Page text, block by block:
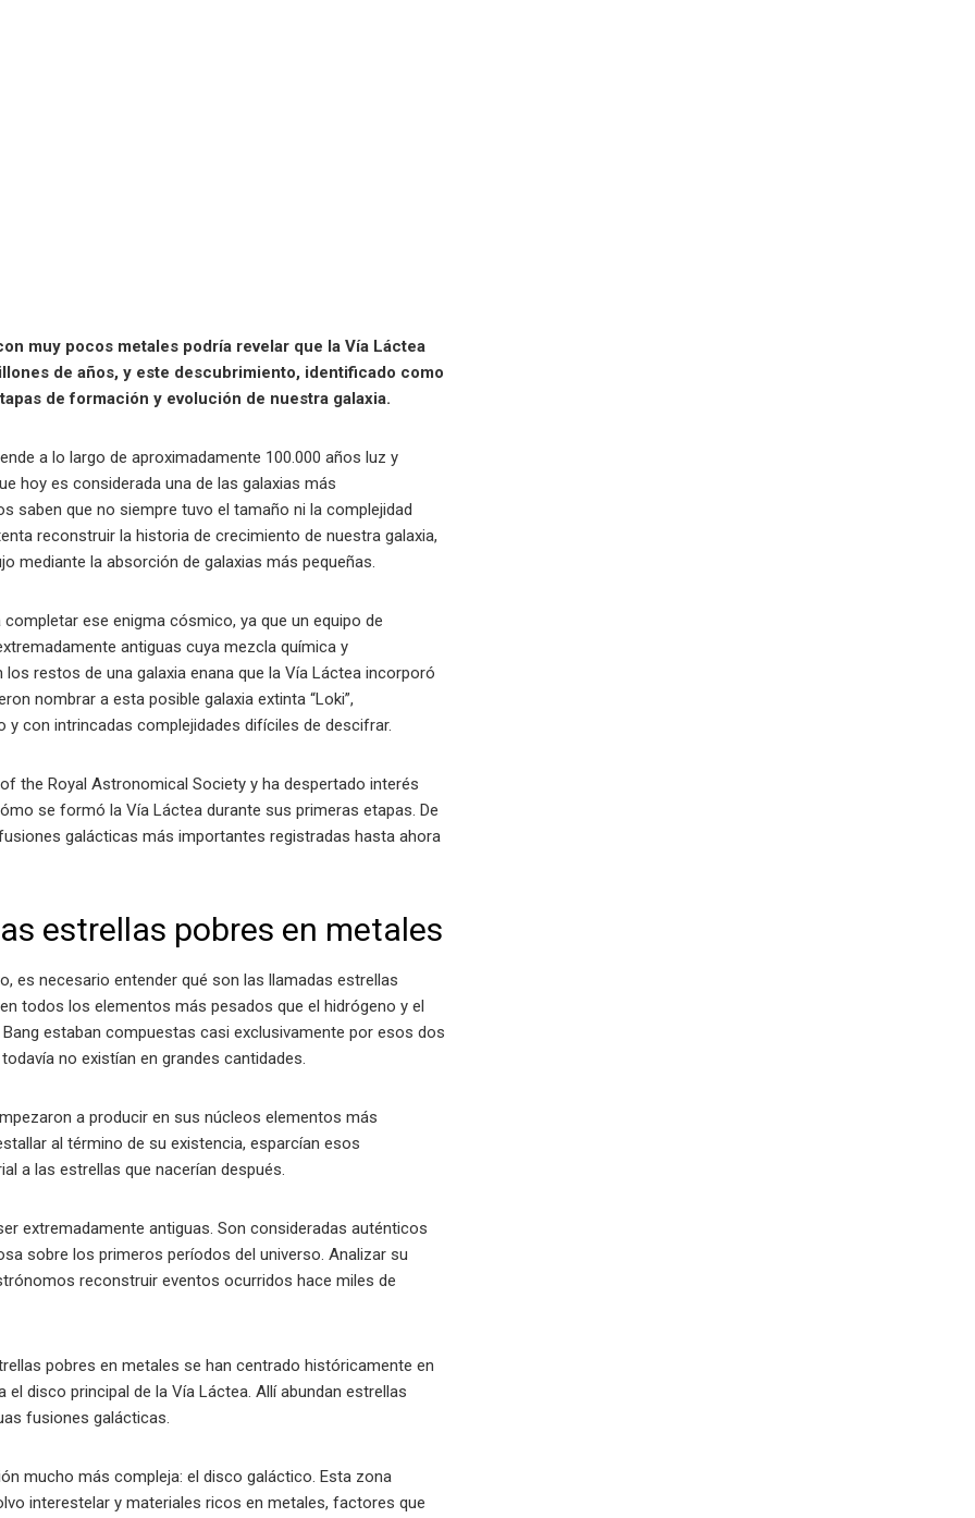
muy pocos metales podría revelar que la Vía Láctea
de años, y este descubrimiento, identificado como
de formación y evolución de nuestra galaxia.
a lo largo de aproximadamente 100.000 años luz y
hoy es considerada una de las galaxias más
saben que no siempre tuvo el tamaño ni la complejidad
reconstruir la historia de crecimiento de nuestra galaxia,
mediante la absorción de galaxias más pequeñas.
ese enigma cósmico, ya que un equipo de
antiguas cuya mezcla química y
restos de una galaxia enana que la Vía Láctea incorporó
nombrar a esta posible galaxia extinta “Loki”,
con intrincadas complejidades difíciles de descifrar.
the Royal Astronomical Society y ha despertado interés
se formó la Vía Láctea durante sus primeras etapas. De
galácticas más importantes registradas hasta ahora
estrellas pobres en metales
es necesario entender qué son las llamadas estrellas
todos los elementos más pesados que el hidrógeno y el
estaban compuestas casi exclusivamente por esos dos
no existían en grandes cantidades.
a producir en sus núcleos elementos más
al término de su existencia, esparcían esos
a las estrellas que nacerían después.
extremadamente antiguas. Son consideradas auténticos
sobre los primeros períodos del universo. Analizar su
reconstruir eventos ocurridos hace miles de
pobres en metales se han centrado históricamente en
disco principal de la Vía Láctea. Allí abundan estrellas
fusiones galácticas.
mucho más compleja: el disco galáctico. Esta zona
interestelar y materiales ricos en metales, factores que